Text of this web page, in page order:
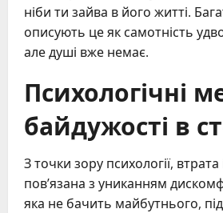
ніби ти зайва в його житті.
описують це як самотність
але душі вже немає.
Психологічні
байдужості в
З точки зору психології,
пов’язана з униканням
яка не бачить майбутнього,